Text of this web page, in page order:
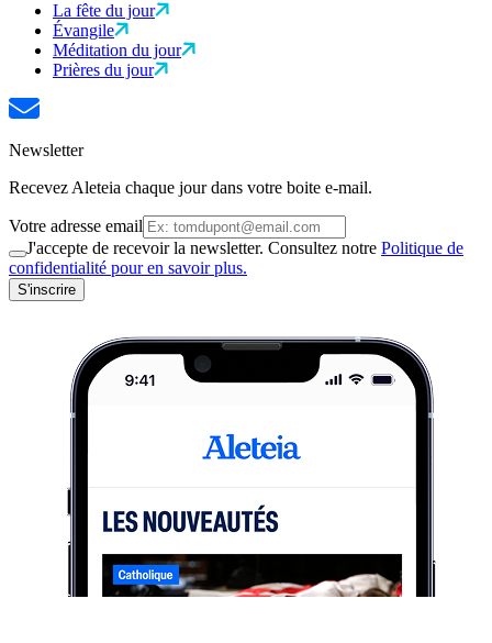
La fête du jour
Évangile
Méditation du jour
Prières du jour
Newsletter
Recevez Aleteia chaque jour dans votre boite e-mail.
Votre adresse email
J'accepte de recevoir la newsletter. Consultez notre Politique de
confidentialité pour en savoir plus.
S'inscrire